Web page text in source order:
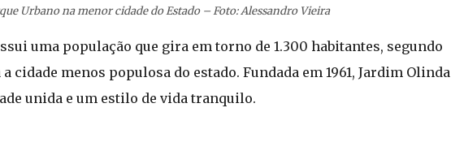
Urbano na menor cidade do Estado – Foto: Alessandro Vieira
uma população que gira em torno de 1.300 habitantes, segundo
menos populosa do estado. Fundada em 1961, Jardim Olinda
unida e um estilo de vida tranquilo.